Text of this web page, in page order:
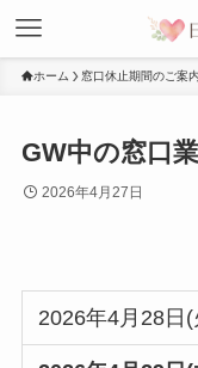
ホーム 窓口休止期間のご案内
GW中の窓口
2026年4月27日
2026年4月28日(